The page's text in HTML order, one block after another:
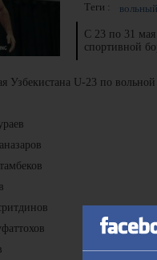
Теги :
С 23 по 31
спортивной
Узбекистана U-23 по